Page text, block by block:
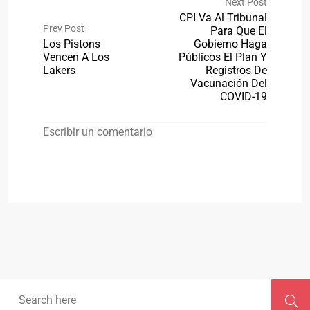
Prev Post
Los Pistons
Vencen A Los
Lakers
CPI Va Al Tribunal
Para Que El
Gobierno Haga
Públicos El Plan Y
Registros De
Vacunación Del
COVID-19
Escribir un comentario